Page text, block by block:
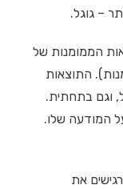
– גוגל.
הממומנות של
התוצאות
וגם בתחתית.
המודעה שלו.
את